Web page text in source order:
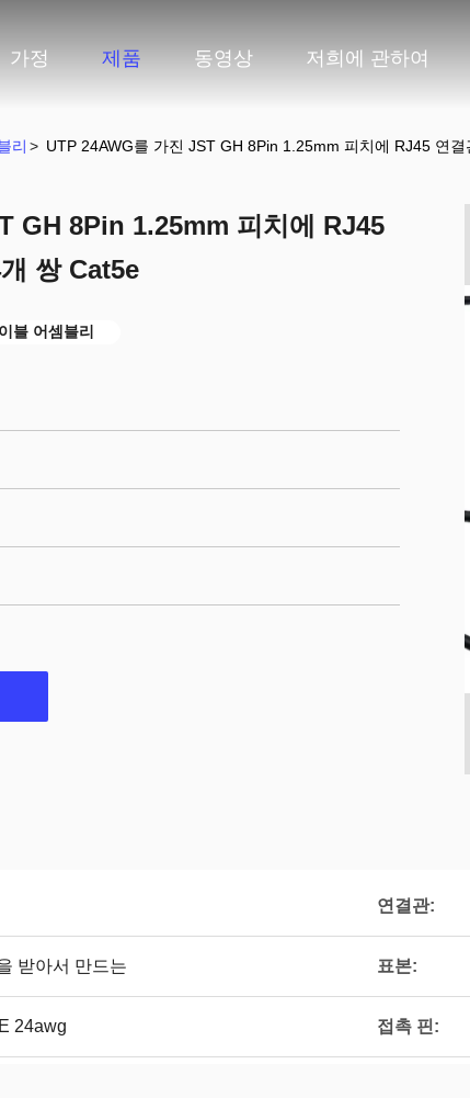
가정 제품 동영상 저희에 관하여
리 > UTP 24AWG를 가진 JST GH 8Pin 1.25mm 피치에 RJ45 연
GH 8Pin 1.25mm 피치에 RJ45
쌍 Cat5e
블 어셈블리
연결관:
받아서 만드는 표본:
24awg 접촉 핀: